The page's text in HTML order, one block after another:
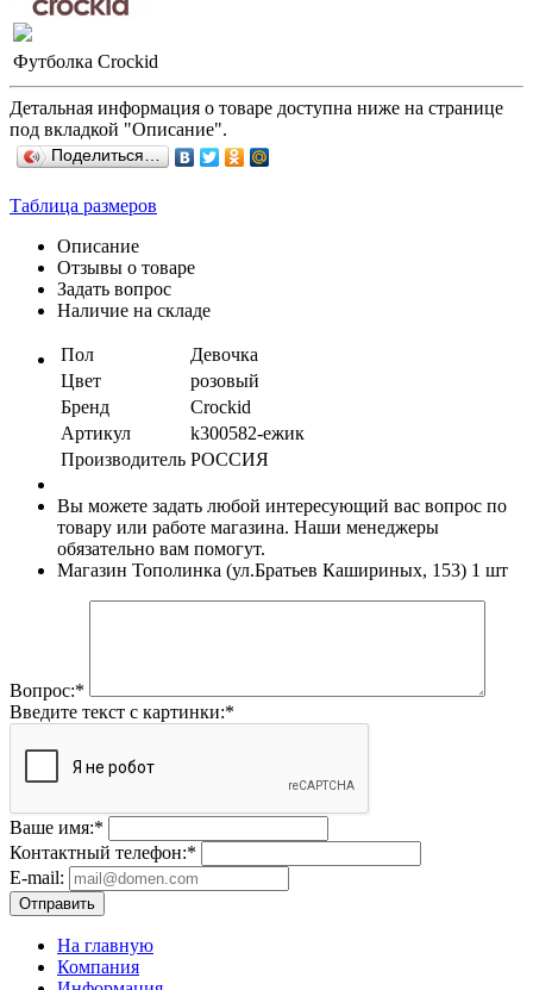
Футболка Crockid
Детальная информация о товаре доступна ниже на странице
под вкладкой "Описание".
Поделиться…
Таблица размеров
Описание
Отзывы о товаре
Задать вопрос
Наличие на складе
Пол
Девочка
Цвет
розовый
Бренд
Crockid
Артикул
k300582-ежик
Производитель РОССИЯ
Вы можете задать любой интересующий вас вопрос по
товару или работе магазина. Наши менеджеры
обязательно вам помогут.
Магазин Тополинка (ул.Братьев Кашириных, 153) 1 шт
Вопрос:*
Введите текст с картинки:*
Ваше имя:*
Контактный телефон:*
E-mail:
Отправить
На главную
Компания